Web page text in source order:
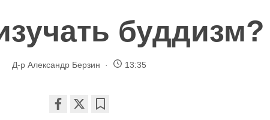
буддизм?
Д-р Александр Берзин 13:35